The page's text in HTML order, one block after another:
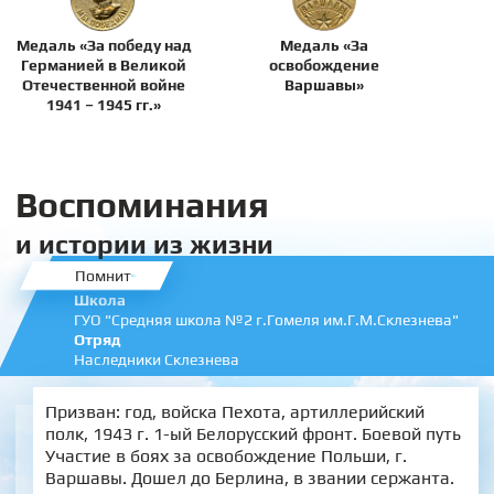
Медаль «За победу над
Германией в Великой
Отечественной войне
1941 – 1945 гг.»
Медаль «За
освобождение
Варшавы»
Воспоминания
и истории из жизни
Помнит
Школа
ГУО "Средняя школа №2 г.Гомеля им.Г.М.Склезнева"
Отряд
Наследники Склезнева
Призван: год, войска Пехота, артиллерийский
полк, 1943 г. 1-ый Белорусский фронт. Боевой путь
Участие в боях за освобождение Польши, г.
Варшавы. Дошел до Берлина, в звании сержанта.